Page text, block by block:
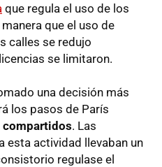
que regula el uso de los
que el uso de
calles se redujo
se limitaron.
una decisión más
los pasos de París
. Las
esta actividad llevaban un
regulase el